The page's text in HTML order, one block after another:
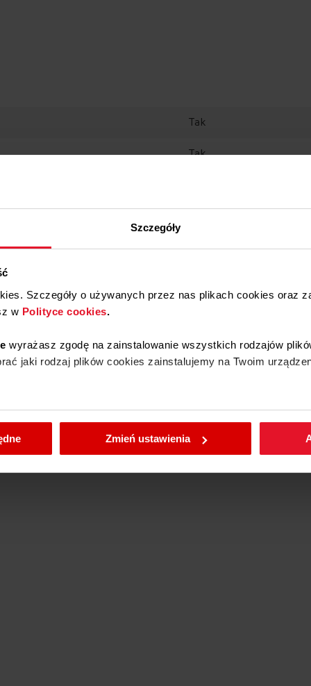
Szczegóły
Szczegóły o używanych przez nas plikach cookies oraz
w Polityce cookies.
wyrażasz zgodę na zainstalowanie wszystkich rodzajów
jaki rodzaj plików cookies zainstalujemy na Twoim
wybrane przez Ciebie ustawienia plików cookies wchodząc
Zmień ustawienia
Tak
Tak
Tak
gazu Tak
Tak